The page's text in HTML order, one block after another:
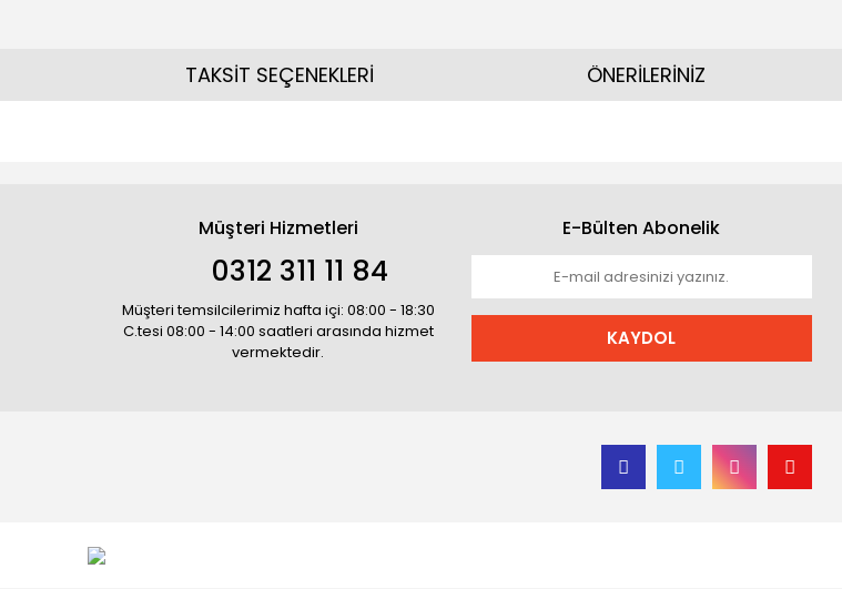
TAKSİT SEÇENEKLERİ ÖNERİLERİNİZ
Müşteri Hizmetleri
0312 311 11 84
Müşteri temsilcilerimiz hafta içi: 08:00 - 18:30
C.tesi 08:00 - 14:00 saatleri arasında hizmet
vermektedir.
E-Bülten Abonelik
KAYDOL